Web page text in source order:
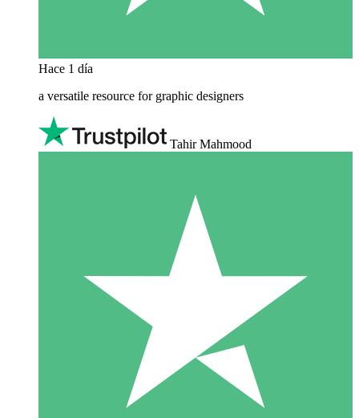
Hace 1 día
a versatile resource for graphic designers
Tahir Mahmood